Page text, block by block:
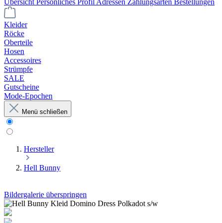
Übersicht Persönliches Profil Adressen Zahlungsarten Bestellungen
Kleider
Röcke
Oberteile
Hosen
Accessoires
Strümpfe
SALE
Gutscheine
Mode-Epochen
Menü schließen
Hersteller
Hell Bunny
Bildergalerie überspringen